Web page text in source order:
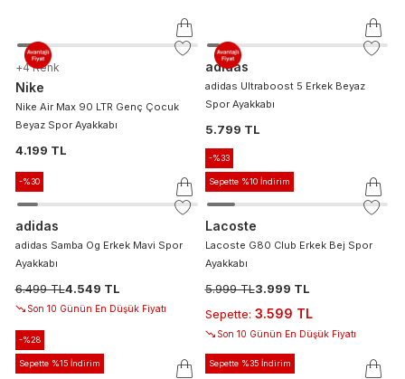
+4 Renk
Nike
Nike Air Max 90 LTR Genç Çocuk
Beyaz Spor Ayakkabı
4.199 TL
adidas
adidas Ultraboost 5 Erkek Beyaz
Spor Ayakkabı
5.799 TL
-%30
adidas
adidas Samba Og Erkek Mavi Spor
Ayakkabı
6.499 TL4.549 TL
Son 10 Günün En Düşük Fiyatı
-%33
Sepette %10 İndirim
Lacoste
Lacoste G80 Club Erkek Bej Spor
Ayakkabı
5.999 TL3.999 TL
Sepette: 3.599 TL
Son 10 Günün En Düşük Fiyatı
-%28
Sepette %15 İndirim Sepette %35 İndirim